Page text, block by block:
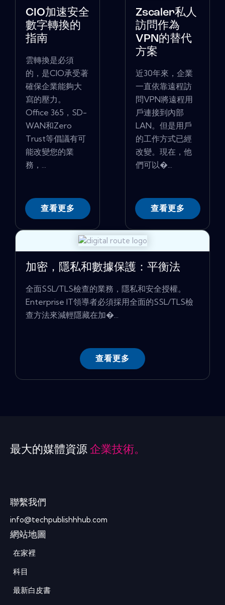
CIO加速安全
數字轉換的
指南
雲轉換是必須
的，是CIO承受著
確保企業能夠大
寫的壓力。
Office 365，SD-
WAN和Zero
Trust等倡議有可
能改變您的業
務，...
查看更多
Zscaler私人
訪問作為
VPN的替代
方案
近30年來，企業
一直依靠遠程訪
問VPN將遠程用
戶連接到內部
LAN。但是用戶
的工作方式已經
改變。現在，他
們可以�...
查看更多
加密，隱私和數據保護：平衡法
全面SSL/TLS檢查的業務，隱私和安全授權。
Enterprise IT領導者必須採用全面的SSL/TLS檢
查方法來減輕隱藏在加�...
查看更多
最大的媒體資源 企業技術。
聯繫我們
info@techpublishhhub.com
網站地圖
在家裡
科目
最新白皮書